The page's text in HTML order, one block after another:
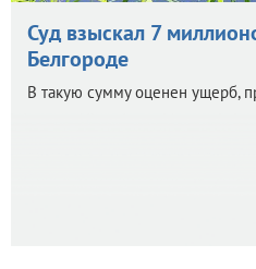
Суд взыскал 7
Белгороде
В такую сумму оценен ущерб,